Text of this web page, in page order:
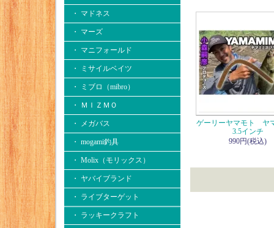
・ マドネス
・ マーズ
・ マニフォールド
・ ミサイルベイツ
・ ミブロ（mibro）
・ ＭＩＺＭＯ
・ メガバス
・ mogami釣具
・ Molix（モリックス）
・ ヤバイブランド
・ ライブターゲット
・ ラッキークラフト
ゲーリーヤマモト ヤ
3.5インチ
990円(税込)